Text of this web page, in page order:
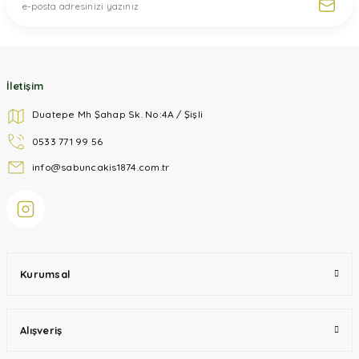
İletişim
Duatepe Mh Şahap Sk. No:4A / Şişli
0533 771 99 56
info@sabuncakis1874.com.tr
Kurumsal
Alışveriş